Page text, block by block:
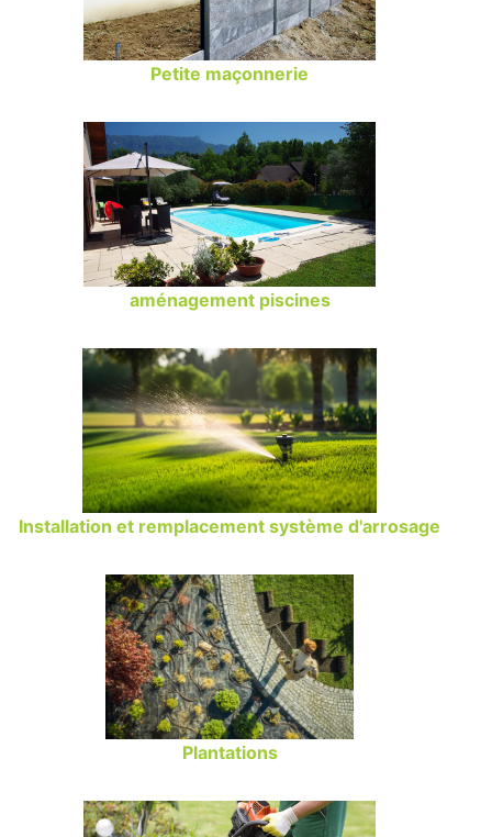
Petite maçonnerie
aménagement piscines
Installation et remplacement système d'arrosage
Plantations